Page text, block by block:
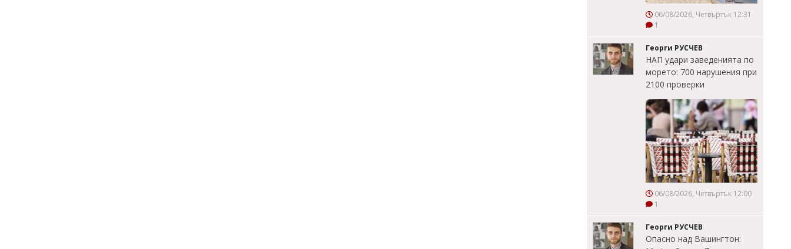
06/08/2026, Четвъртък 12:31
1
Георги РУСЧЕВ
НАП удари заведенията по
морето: 700 нарушения при
2100 проверки
06/08/2026, Четвъртък 12:00
1
Георги РУСЧЕВ
Опасно над Вашингтон: